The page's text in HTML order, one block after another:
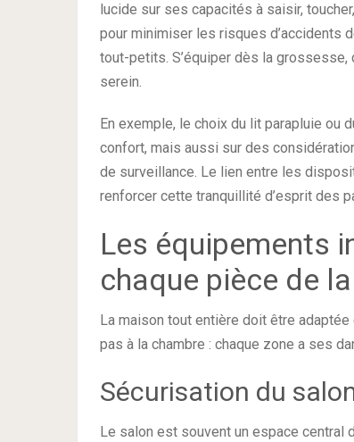
lucide sur ses capacités à saisir,
pour minimiser les risques d’accidents
tout-petits. S’équiper dès la grossesse,
serein.
En exemple, le choix du lit parapluie ou
confort, mais aussi sur des
de surveillance. Le lien entre les
renforcer cette tranquillité d’esprit des
Les équipements
chaque pièce de
La maison tout entière doit être
pas à la chambre : chaque zone a ses
Sécurisation du
Le salon est souvent un espace central